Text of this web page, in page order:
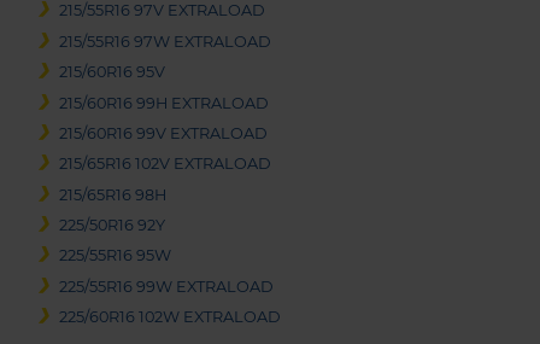
215/55R16 97V EXTRALOAD
215/55R16 97W EXTRALOAD
215/60R16 95V
215/60R16 99H EXTRALOAD
215/60R16 99V EXTRALOAD
215/65R16 102V EXTRALOAD
215/65R16 98H
225/50R16 92Y
225/55R16 95W
225/55R16 99W EXTRALOAD
225/60R16 102W EXTRALOAD